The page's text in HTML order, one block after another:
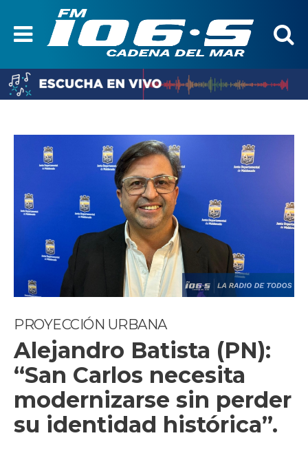
PROYECCIÓN URBANA
Alejandro Batista (PN):
“San Carlos necesita
modernizarse sin perder
su identidad histórica”.